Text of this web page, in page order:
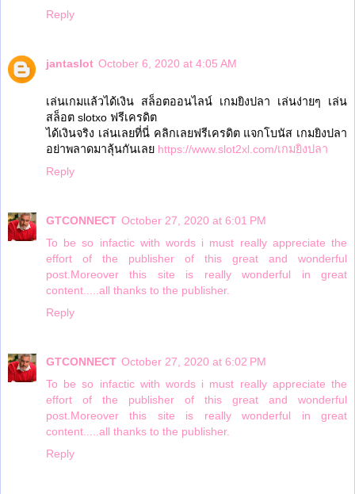
Reply
jantaslot October 6, 2020 at 4:05 AM
เล่นเกมแล้วได้เงิน สล็อตออนไลน์ เกมยิงปลา เล่นง่ายๆ เล่น
สล็อต slotxo ฟรีเครดิต
ได้เงินจริง เล่นเลยที่นี่ คลิกเลยฟรีเครดิต แจกโบนัส เกมยิงปลา
อย่าพลาดมาลุ้นกันเลย https://www.slot2xl.com/เกมยิงปลา
Reply
GTCONNECT October 27, 2020 at 6:01 PM
To be so infactic with words i must really appreciate the
effort of the publisher of this great and wonderful
post.Moreover this site is really wonderful in great
content.....all thanks to the publisher.
Reply
GTCONNECT October 27, 2020 at 6:02 PM
To be so infactic with words i must really appreciate the
effort of the publisher of this great and wonderful
post.Moreover this site is really wonderful in great
content.....all thanks to the publisher.
Reply